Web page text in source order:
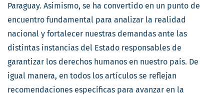
Paraguay. Asimismo, se ha convertido en un punto de
encuentro fundamental para analizar la realidad
nacional y fortalecer nuestras demandas ante las
distintas instancias del Estado responsables de
garantizar los derechos humanos en nuestro país. De
igual manera, en todos los artículos se reflejan
recomendaciones específicas para avanzar en la